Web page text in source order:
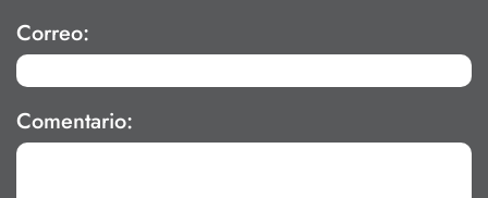
Correo:
Comentario: